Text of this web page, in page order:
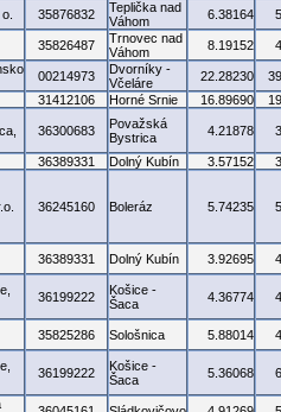
35876832
Teplička nad
Váhom
6.38164
35826487
Trnovec nad
Váhom
8.19152
00214973
Dvorníky -
Včeláre
22.28230
31412106 Horné Srnie 16.89690
36300683
Považská
Bystrica
4.21878
36389331 Dolný Kubín 3.57152
36245160 Boleráz 5.74235
36389331 Dolný Kubín 3.92695
36199222
Košice -
Šaca
4.36774
35825286 Sološnica 5.88014
36199222
Košice -
Šaca
5.36068